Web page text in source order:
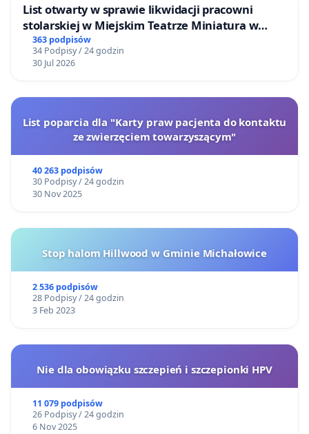
List otwarty w sprawie likwidacji pracowni
stolarskiej w Miejskim Teatrze Miniatura w
Gdańsku
363 podpisów
34 Podpisy / 24 godzin
30 Jul 2026
List poparcia dla "Karty praw pacjenta do kontaktu
ze zwierzęciem towarzyszącym"
40 263 podpisów
30 Podpisy / 24 godzin
30 Nov 2025
Stop halom Hillwood w Gminie Michałowice
2 536 podpisów
28 Podpisy / 24 godzin
3 Feb 2023
Nie dla obowiązku szczepień i szczepionki HPV
11 079 podpisów
26 Podpisy / 24 godzin
6 Nov 2025